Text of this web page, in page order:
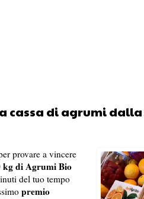
cassa di agrumi
provare a vincere
kg di Agrumi Bio
del tuo tempo
premio